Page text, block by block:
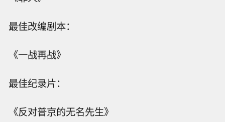
最佳改编剧本：
《一战再战》
最佳纪录片：
《反对普京的无名先生》